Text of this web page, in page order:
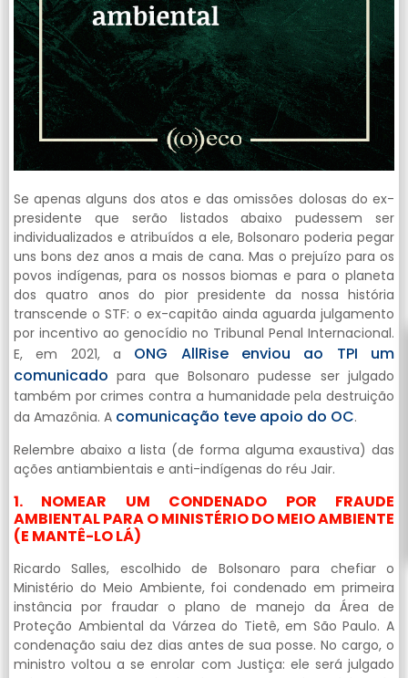
Se apenas alguns dos atos e das omissões dolosas do ex-
presidente que serão listados abaixo pudessem ser
individualizados e atribuídos a ele, Bolsonaro poderia pegar
uns bons dez anos a mais de cana. Mas o prejuízo para os
povos indígenas, para os nossos biomas e para o planeta
dos quatro anos do pior presidente da nossa história
transcende o STF: o ex-capitão ainda aguarda julgamento
por incentivo ao genocídio no Tribunal Penal Internacional.
E, em 2021, a ONG AllRise enviou ao TPI um
comunicado para que Bolsonaro pudesse ser julgado
também por crimes contra a humanidade pela destruição
da Amazônia. A comunicação teve apoio do OC.
Relembre abaixo a lista (de forma alguma exaustiva) das
ações antiambientais e anti-indígenas do réu Jair.
1. NOMEAR UM CONDENADO POR FRAUDE
AMBIENTAL PARA O MINISTÉRIO DO MEIO AMBIENTE
(E MANTÊ-LO LÁ)
Ricardo Salles, escolhido de Bolsonaro para chefiar o
Ministério do Meio Ambiente, foi condenado em primeira
instância por fraudar o plano de manejo da Área de
Proteção Ambiental da Várzea do Tietê, em São Paulo. A
condenação saiu dez dias antes de sua posse. No cargo, o
ministro voltou a se enrolar com Justiça: ele será julgado